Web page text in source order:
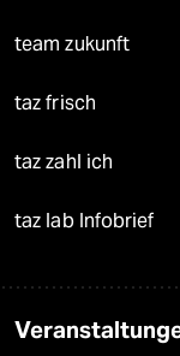
team zukunft
taz frisch
taz zahl ich
taz lab Infobrief